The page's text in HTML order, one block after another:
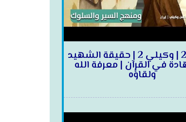
حيرة 270 | وكيلي 2 | حقيقة الشهيد
في القرآن | معرفة الله
ولقاؤه